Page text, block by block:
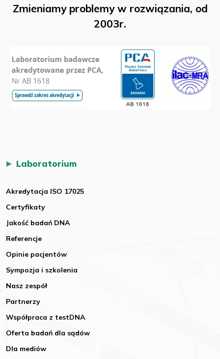
Zmieniamy problemy w rozwiązania, od
2003r.
Laboratorium
Akredytacja ISO 17025
Certyfikaty
Jakość badań DNA
Referencje
Opinie pacjentów
Sympozja i szkolenia
Nasz zespół
Partnerzy
Współpraca z testDNA
Oferta badań dla sądów
Dla mediów